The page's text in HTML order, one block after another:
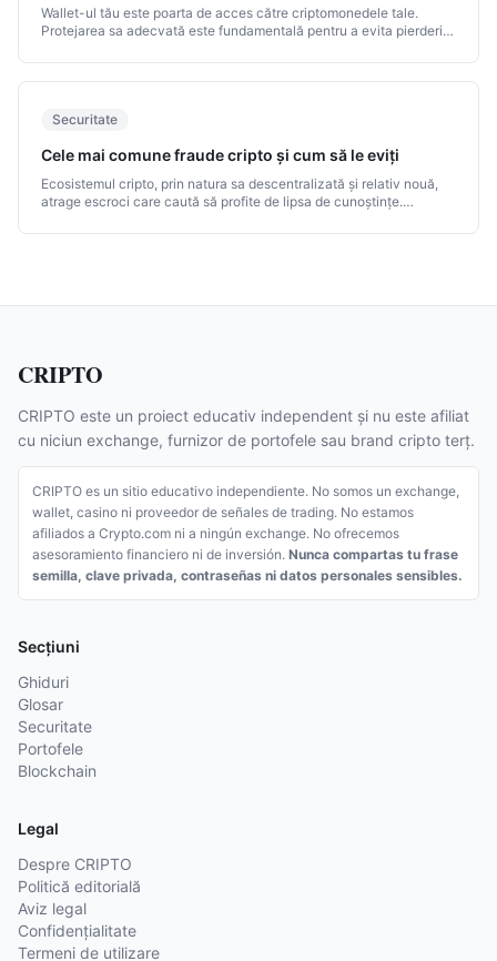
Wallet-ul tău este poarta de acces către criptomonedele tale.
Protejarea sa adecvată este fundamentală pentru a evita pierderile
Securitate
Cele mai comune fraude cripto și cum să le eviți
Ecosistemul cripto, prin natura sa descentralizată și relativ nouă,
atrage escroci care caută să profite de lipsa de cunoștințe.
CRIPTO
CRIPTO este un proiect educativ independent și nu este afiliat
cu niciun exchange, furnizor de portofele sau brand cripto terț.
CRIPTO es un sitio educativo independiente. No somos un exchange,
wallet, casino ni proveedor de señales de trading. No estamos
afiliados a Crypto.com ni a ningún exchange. No ofrecemos
asesoramiento financiero ni de inversión. Nunca compartas tu frase
semilla, clave privada, contraseñas ni datos personales sensibles.
Secțiuni
Ghiduri
Glosar
Securitate
Portofele
Blockchain
Legal
Despre CRIPTO
Politică editorială
Aviz legal
Confidențialitate
Termeni de utilizare